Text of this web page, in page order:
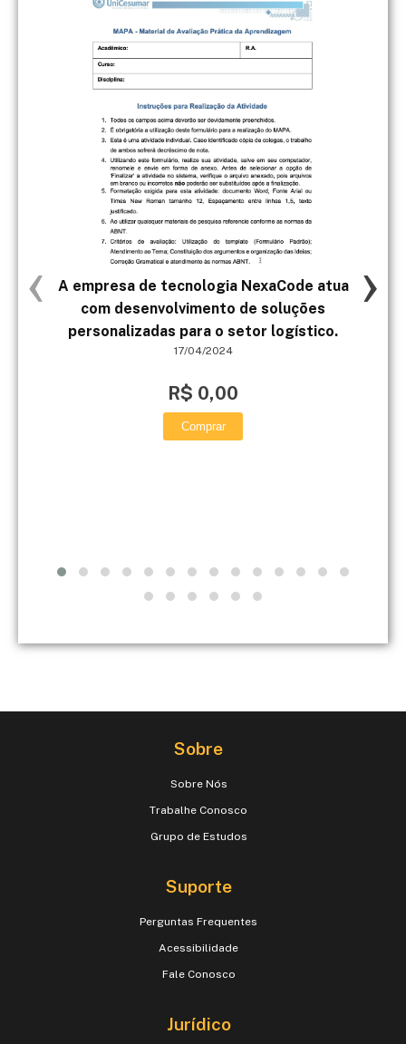
A empresa de tecnologia NexaCode atua
com desenvolvimento de soluções
personalizadas para o setor logístico.
17/04/2024
R$ 0,00
Comprar
‹ ›
Sobre
Sobre Nós
Trabalhe Conosco
Grupo de Estudos
Suporte
Perguntas Frequentes
Acessibilidade
Fale Conosco
Jurídico